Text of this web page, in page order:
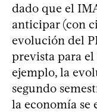
dado que el
anticipar (con
evolución del
prevista para el
ejemplo, la
segundo
la economía se